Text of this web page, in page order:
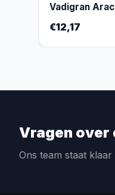
Vadigran
€12,17
Vragen over
Ons team staat